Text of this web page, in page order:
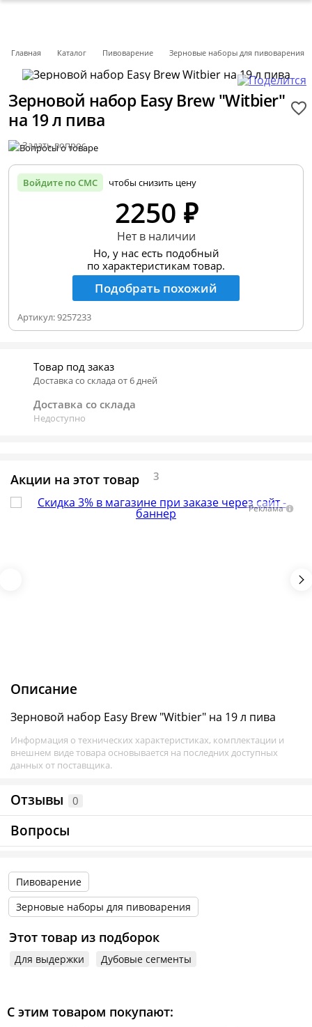
Главная Каталог Пивоварение Зерновые наборы для пивоварения
Зерновой набор Easy Brew "Witbier"
на 19 л пива
Задать вопрос
Войдите по СМС чтобы снизить цену
2250 ₽
Нет в наличии
Но, у нас есть подобный
по характеристикам товар.
Подобрать похожий
Артикул:9257233
Товар под заказ
Доставка со склада от 6 дней
Доставка со склада
Недоступно
Акции на этот товар 3
Реклама
Описание
Зерновой набор Easy Brew "Witbier" на 19 л пива
Информация о технических характеристиках, комплектации и
внешнем виде товара основывается на последних доступных
данных от поставщика.
Отзывы 0
Вопросы
Пивоварение
Зерновые наборы для пивоварения
Этот товар из подборок
Для выдержки Дубовые сегменты
С этим товаром покупают: